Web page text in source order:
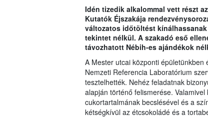
Idén tizedik alkalommal vett részt
Kutatók Éjszakája
változatos időtöltést
tekintet nélkül. A szakadó eső
távozhatott Nébih-es ajándékok
A Mester utcai központi
Nemzeti Referencia Laboratórium
tesztelhették. Nehéz feladatnak
alapján történő felismerése.
cukortartalmának becslésével és a
kétségkívül az étcsokoládé és a